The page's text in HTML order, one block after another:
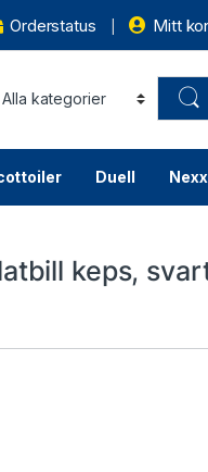
Orderstatus Mitt
Duell Nexx
keps,